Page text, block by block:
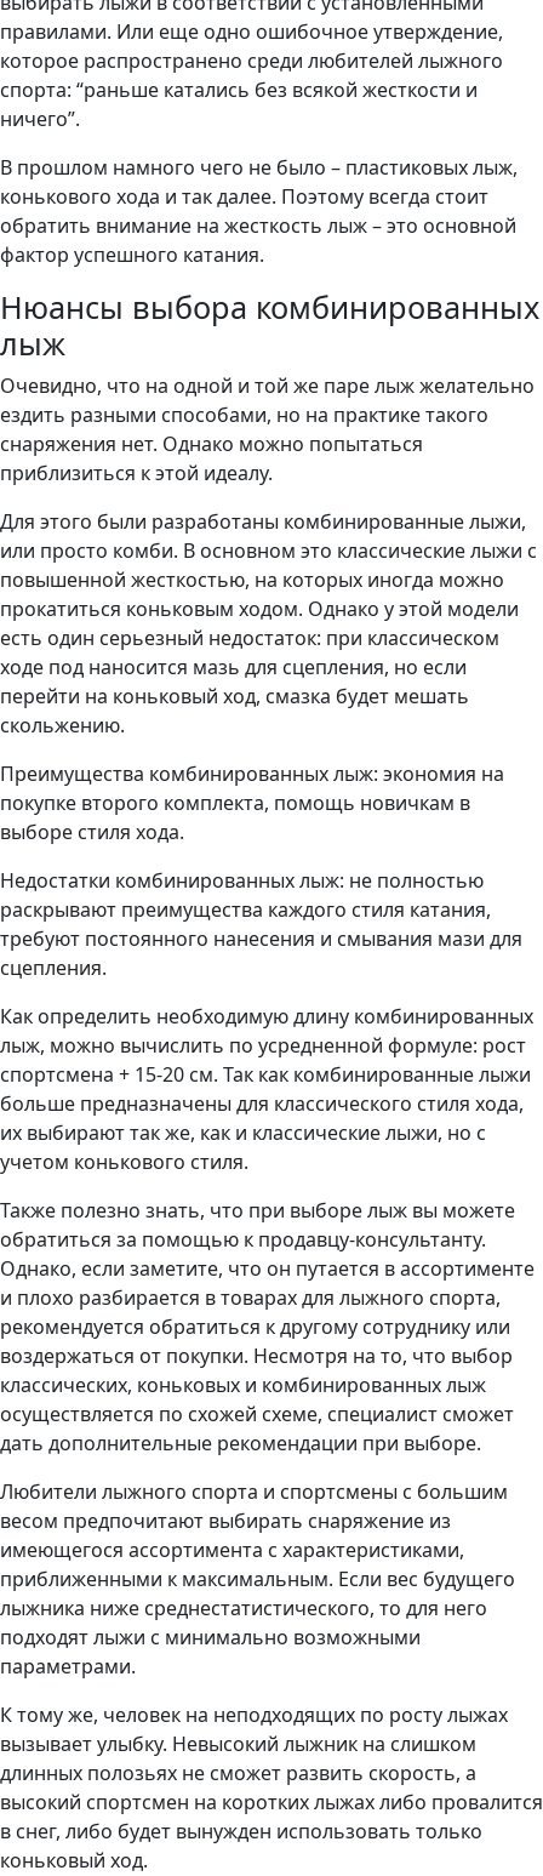
правилами. Или еще одно ошибочное утверждение,
которое распространено среди любителей лыжного
спорта: “раньше катались без всякой жесткости и
ничего”.
В прошлом намного чего не было – пластиковых лыж,
конькового хода и так далее. Поэтому всегда стоит
обратить внимание на жесткость лыж – это основной
фактор успешного катания.
Нюансы выбора комбинированных
лыж
Очевидно, что на одной и той же паре лыж желательно
ездить разными способами, но на практике такого
снаряжения нет. Однако можно попытаться
приблизиться к этой идеалу.
Для этого были разработаны комбинированные лыжи,
или просто комби. В основном это классические лыжи с
повышенной жесткостью, на которых иногда можно
прокатиться коньковым ходом. Однако у этой модели
есть один серьезный недостаток: при классическом
ходе под наносится мазь для сцепления, но если
перейти на коньковый ход, смазка будет мешать
скольжению.
Преимущества комбинированных лыж: экономия на
покупке второго комплекта, помощь новичкам в
выборе стиля хода.
Недостатки комбинированных лыж: не полностью
раскрывают преимущества каждого стиля катания,
требуют постоянного нанесения и смывания мази для
сцепления.
Как определить необходимую длину комбинированных
лыж, можно вычислить по усредненной формуле: рост
спортсмена + 15-20 см. Так как комбинированные лыжи
больше предназначены для классического стиля хода,
их выбирают так же, как и классические лыжи, но с
учетом конькового стиля.
Также полезно знать, что при выборе лыж вы можете
обратиться за помощью к продавцу-консультанту.
Однако, если заметите, что он путается в ассортименте
и плохо разбирается в товарах для лыжного спорта,
рекомендуется обратиться к другому сотруднику или
воздержаться от покупки. Несмотря на то, что выбор
классических, коньковых и комбинированных лыж
осуществляется по схожей схеме, специалист сможет
дать дополнительные рекомендации при выборе.
Любители лыжного спорта и спортсмены с большим
весом предпочитают выбирать снаряжение из
имеющегося ассортимента с характеристиками,
приближенными к максимальным. Если вес будущего
лыжника ниже среднестатистического, то для него
подходят лыжи с минимально возможными
параметрами.
К тому же, человек на неподходящих по росту лыжах
вызывает улыбку. Невысокий лыжник на слишком
длинных полозьях не сможет развить скорость, а
высокий спортсмен на коротких лыжах либо провалится
в снег, либо будет вынужден использовать только
коньковый ход.